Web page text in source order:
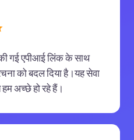
की गई एपीआई लिंक के साथ
को बदल दिया है।यह सेवा
अच्छे हो रहे हैं।